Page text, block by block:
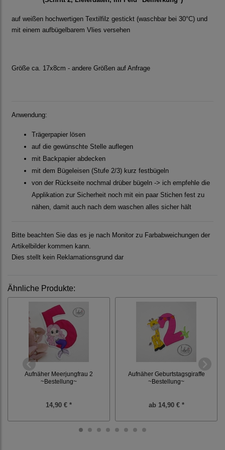
auf weißen hochwertigen Textilfilz gestickt (waschbar bei 30°C) und
mit einem aufbügelbarem Vlies versehen
Größe ca. 17x8cm - andere Größen auf Anfrage
Anwendung:
Trägerpapier lösen
auf die gewünschte Stelle auflegen
mit Backpapier abdecken
mit dem Bügeleisen (Stufe 2/3) kurz festbügeln
von der Rückseite nochmal drüber bügeln -> ich empfehle die
Applikation zur Sicherheit noch mit ein paar Stichen fest zu
nähen, damit auch nach dem waschen alles sicher hält
Bitte beachten Sie das es je nach Monitor zu Farbabweichungen der
Artikelbilder kommen kann.
Dies stellt kein Reklamationsgrund dar
Ähnliche Produkte:
Aufnäher Meerjungfrau 2
~Bestellung~
14,90 € *
Aufnäher Geburtstagsgiraffe
~Bestellung~
ab14,90 € *